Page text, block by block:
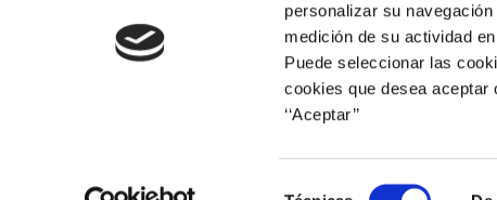
personalizar su
medición de su actividad
Puede seleccionar las
cookies que desea aceptar
‘‘Aceptar’’